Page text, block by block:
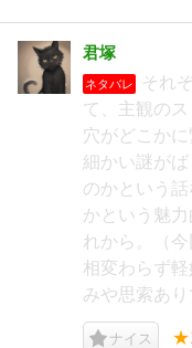
君塚
ネタバレ
それ
て、主観の
穴がどこか
細かい謎が
のかという
かという魅
れから。（
相変わらず
みや思索あり
ナイス